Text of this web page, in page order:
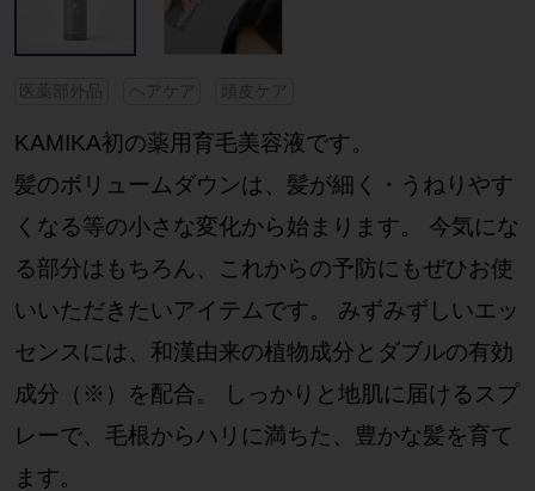
医薬部外品 ヘアケア 頭皮ケア
KAMIKA初の薬用育毛美容液です。
髪のボリュームダウンは、髪が細く・うねりやす
くなる等の小さな変化から始まります。 今気にな
る部分はもちろん、これからの予防にもぜひお使
いいただきたいアイテムです。 みずみずしいエッ
センスには、和漢由来の植物成分とダブルの有効
成分（※）を配合。 しっかりと地肌に届けるスプ
レーで、毛根からハリに満ちた、豊かな髪を育て
ます。